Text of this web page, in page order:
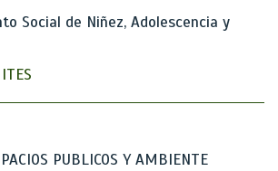
Social de Niñez, Adolescencia y
PUBLICOS Y AMBIENTE